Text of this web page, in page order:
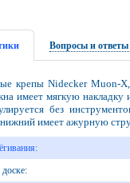
Вопросы и ответы
крепы Nidecker Muon-
имеет мягкую
без
имеет ажурную